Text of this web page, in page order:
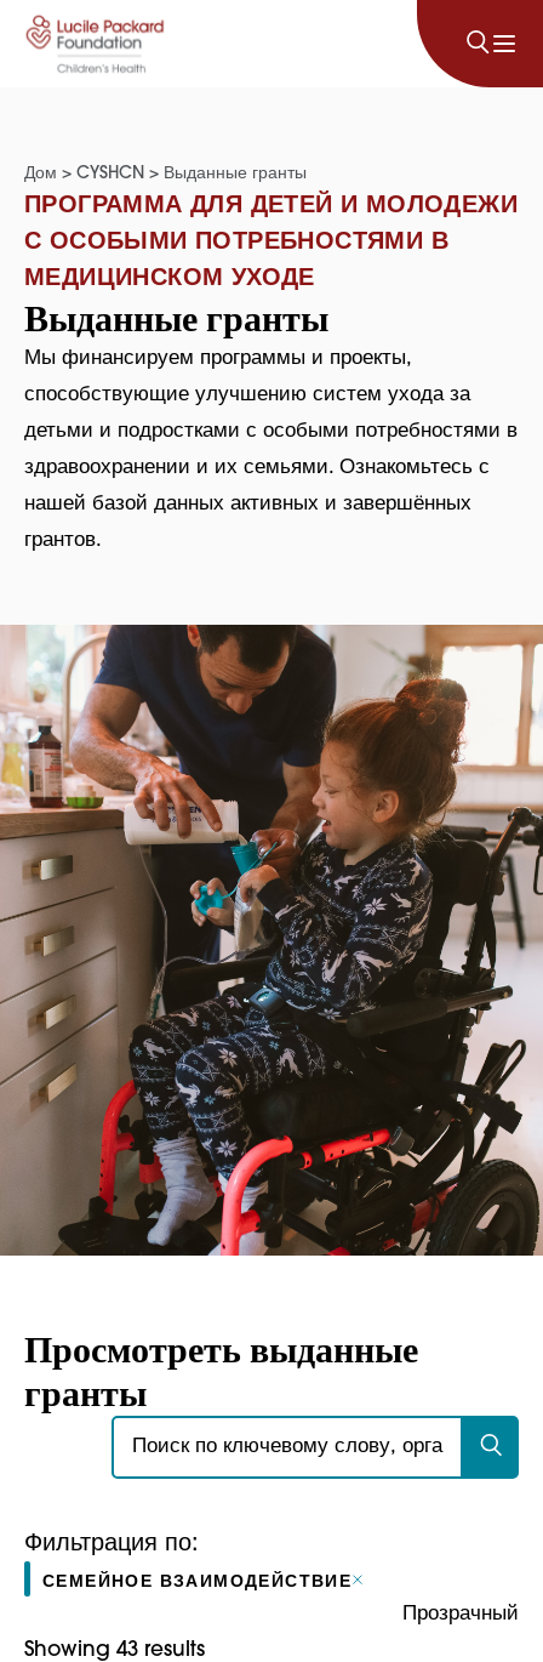
Перейти к содержанию
Дом > CYSHCN > Выданные гранты
ПРОГРАММА ДЛЯ ДЕТЕЙ И МОЛОДЕЖИ
С ОСОБЫМИ ПОТРЕБНОСТЯМИ В
МЕДИЦИНСКОМ УХОДЕ
Выданные гранты
Мы финансируем программы и проекты,
способствующие улучшению систем ухода за
детьми и подростками с особыми потребностями в
здравоохранении и их семьями. Ознакомьтесь с
нашей базой данных активных и завершённых
грантов.
Просмотреть выданные
гранты
Фильтрация по:
СЕМЕЙНОЕ ВЗАИМОДЕЙСТВИЕ
Прозрачный
Showing 43 results